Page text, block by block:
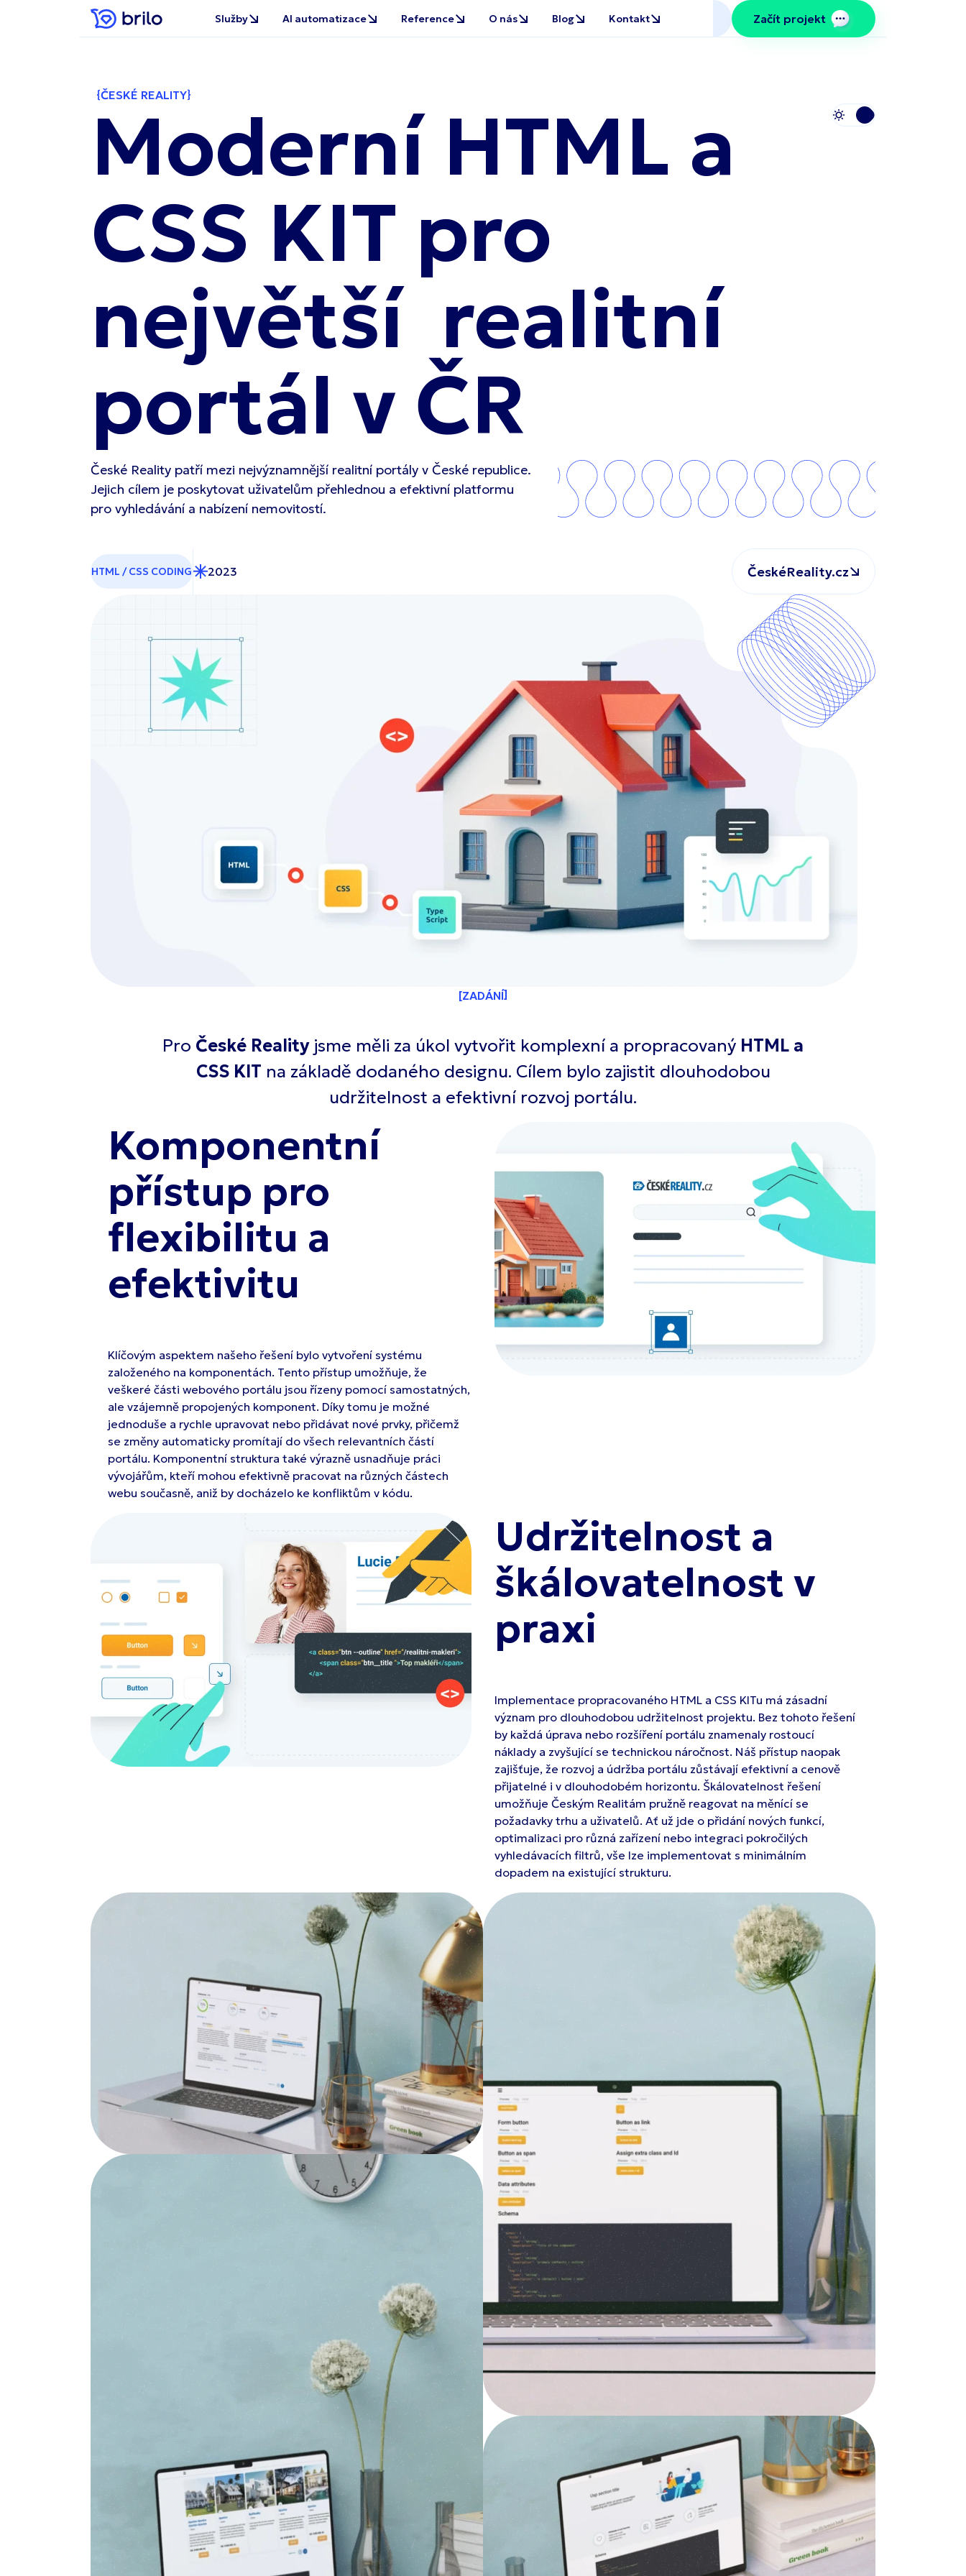
ČESKÉ REALITY
Moderní HTML a
CSS KIT pro
největší realitní
portál v ČR
České Reality patří mezi nejvýznamnější realitní portály v České republice.
Jejich cílem je poskytovat uživatelům přehlednou a efektivní platformu
pro vyhledávání a nabízení nemovitostí.
HTML / CSS CODING 2023
ZADÁNÍ
Pro České Reality jsme měli za úkol vytvořit komplexní a propracovaný HTML a
CSS KIT na základě dodaného designu. Cílem bylo zajistit dlouhodobou
udržitelnost a efektivní rozvoj portálu.
Komponentní
přístup pro
flexibilitu a
efektivitu
Klíčovým aspektem našeho řešení bylo vytvoření systému
založeného na komponentách. Tento přístup umožňuje, že
veškeré části webového portálu jsou řízeny pomocí samostatných,
ale vzájemně propojených komponent. Díky tomu je možné
jednoduše a rychle upravovat nebo přidávat nové prvky, přičemž
se změny automaticky promítají do všech relevantních částí
portálu. Komponentní struktura také výrazně usnadňuje práci
vývojářům, kteří mohou efektivně pracovat na různých částech
webu současně, aniž by docházelo ke konfliktům v kódu.
Udržitelnost a
škálovatelnost v
praxi
Implementace propracovaného HTML a CSS KITu má zásadní
význam pro dlouhodobou udržitelnost projektu. Bez tohoto řešení
by každá úprava nebo rozšíření portálu znamenaly rostoucí
náklady a zvyšující se technickou náročnost. Náš přístup naopak
zajišťuje, že rozvoj a údržba portálu zůstávají efektivní a cenově
přijatelné i v dlouhodobém horizontu. Škálovatelnost řešení
umožňuje Českým Realitám pružně reagovat na měnící se
požadavky trhu a uživatelů. Ať už jde o přidání nových funkcí,
optimalizaci pro různá zařízení nebo integraci pokročilých
vyhledávacích filtrů, vše lze implementovat s minimálním
dopadem na existující strukturu.